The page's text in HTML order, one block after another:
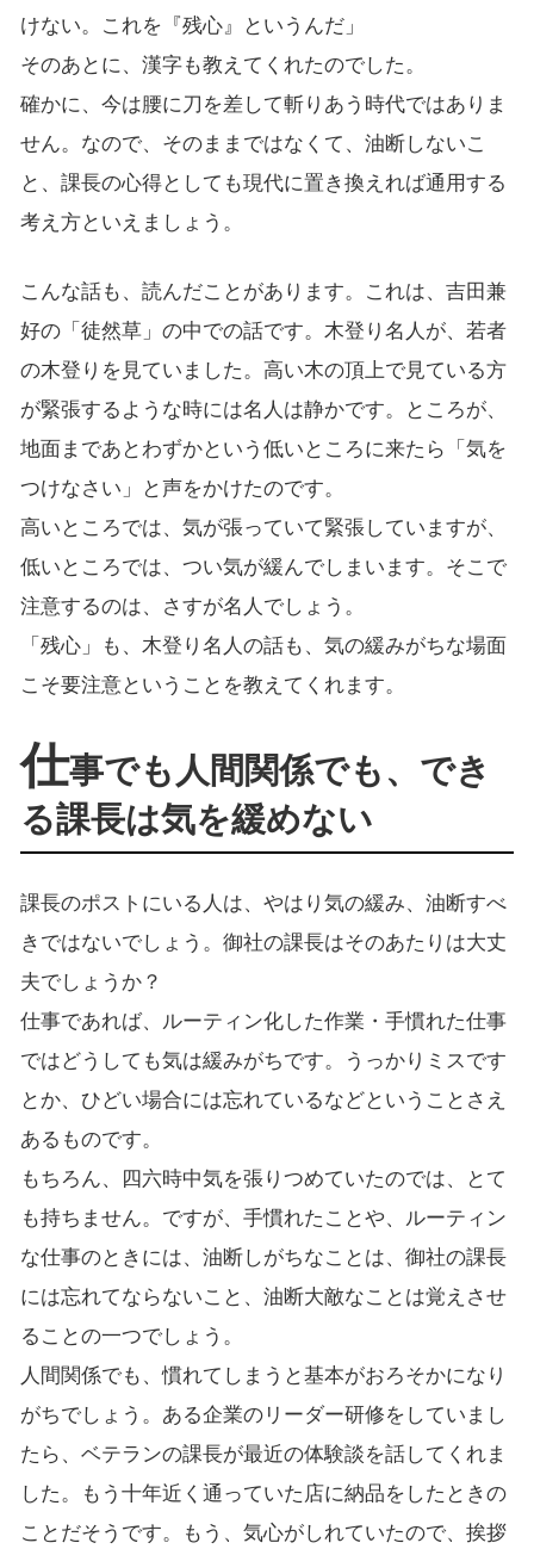
けない。これを『残心』というんだ」
そのあとに、漢字も教えてくれたのでした。
確かに、今は腰に刀を差して斬りあう時代ではありま
せん。なので、そのままではなくて、油断しないこ
と、課長の心得としても現代に置き換えれば通用する
考え方といえましょう。
こんな話も、読んだことがあります。これは、吉田兼
好の「徒然草」の中での話です。木登り名人が、若者
の木登りを見ていました。高い木の頂上で見ている方
が緊張するような時には名人は静かです。ところが、
地面まであとわずかという低いところに来たら「気を
つけなさい」と声をかけたのです。
高いところでは、気が張っていて緊張していますが、
低いところでは、つい気が緩んでしまいます。そこで
注意するのは、さすが名人でしょう。
「残心」も、木登り名人の話も、気の緩みがちな場面
こそ要注意ということを教えてくれます。
仕事でも人間関係でも、でき
る課長は気を緩めない
課長のポストにいる人は、やはり気の緩み、油断すべ
きではないでしょう。御社の課長はそのあたりは大丈
夫でしょうか？
仕事であれば、ルーティン化した作業・手慣れた仕事
ではどうしても気は緩みがちです。うっかりミスです
とか、ひどい場合には忘れているなどということさえ
あるものです。
もちろん、四六時中気を張りつめていたのでは、とて
も持ちません。ですが、手慣れたことや、ルーティン
な仕事のときには、油断しがちなことは、御社の課長
には忘れてならないこと、油断大敵なことは覚えさせ
ることの一つでしょう。
人間関係でも、慣れてしまうと基本がおろそかになり
がちでしょう。ある企業のリーダー研修をしていまし
たら、ベテランの課長が最近の体験談を話してくれま
した。もう十年近く通っていた店に納品をしたときの
ことだそうです。もう、気心がしれていたので、挨拶